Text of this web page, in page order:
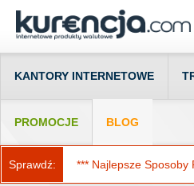
KANTORY INTERNETOWE
PROMOCJE BLOG
Sprawdź: *** Najlepsze